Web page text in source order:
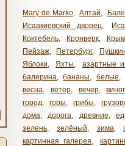
Mary de Marko, Алтай,
Исаакиевский дворец,
Коктебель, Кронверк,
Крым
Пейзаж, Петербург,
Яблоки, Яхты,
азартные
балерина, бананы, белые,
весна, ветер, вечер,
город, горы, грибы,
дома, дорога, древние,
зелень, зелёный, зима,
картинная галерея,